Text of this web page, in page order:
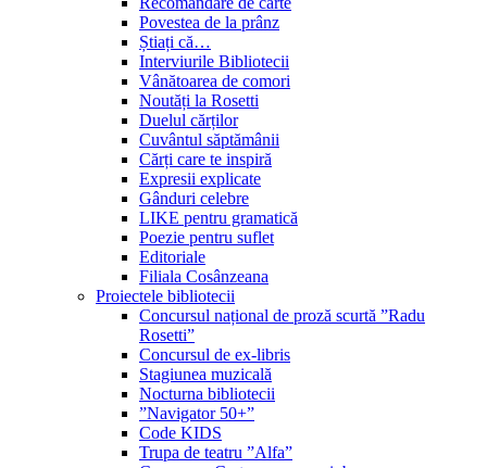
Povestea de la prânz
Știați că…
Interviurile Bibliotecii
Vânătoarea de comori
Noutăți la Rosetti
Duelul cărților
Cuvântul săptămânii
Cărți care te inspiră
Expresii explicate
Gânduri celebre
LIKE pentru gramatică
Poezie pentru suflet
Editoriale
Filiala Cosânzeana
Proiectele bibliotecii
Concursul național de proză scurtă ”Radu
Rosetti”
Concursul de ex-libris
Stagiunea muzicală
Nocturna bibliotecii
”Navigator 50+”
Code KIDS
Trupa de teatru ”Alfa”